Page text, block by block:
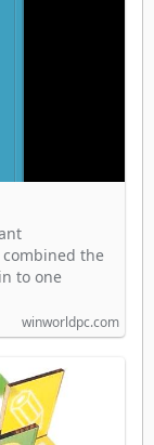
the
to one
winworldpc.com